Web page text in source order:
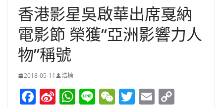
香港影星吳啟華出席戛納
電影節 榮獲“亞洲影響力人
物”稱號
2018-05-11 浩楠
F Si W Li W T E